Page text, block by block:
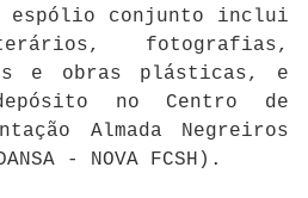
espólio conjunto inclui
fotografias,
e obras plásticas, e
no Centro de
Almada Negreiros
- NOVA FCSH).